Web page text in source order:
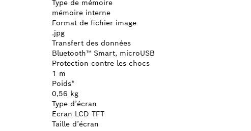
Type de mémoire
mémoire interne
Format de fichier image
.jpg
Transfert des données
Bluetooth™ Smart, microUSB
Protection contre les chocs
1 m
Poids*
0,56 kg
Type d’écran
Ecran LCD TFT
Taille d’écran